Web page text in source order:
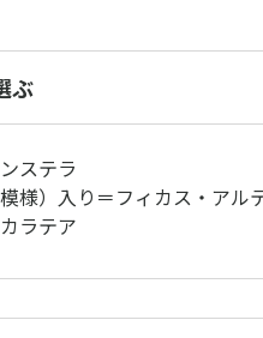
ぶ
ステラ
様）入り＝フィカス・アル
ラテア